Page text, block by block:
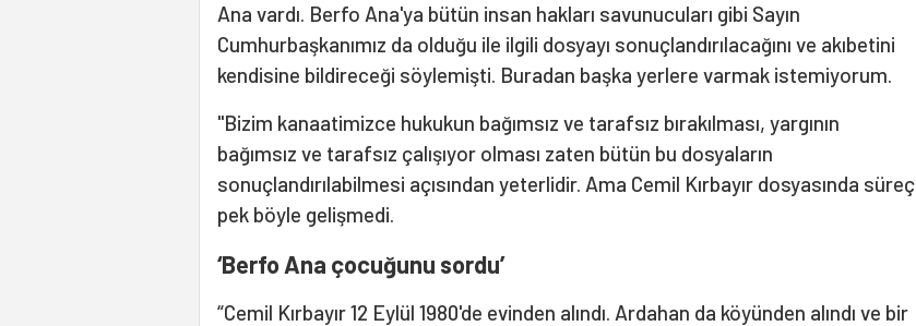
Ana vardı. Berfo Ana'ya bütün insan hakları savunucuları gibi Sayın
Cumhurbaşkanımız da olduğu ile ilgili dosyayı sonuçlandırılacağını ve akıbetini
kendisine bildireceği söylemişti. Buradan başka yerlere varmak istemiyorum.
"Bizim kanaatimizce hukukun bağımsız ve tarafsız bırakılması, yargının
bağımsız ve tarafsız çalışıyor olması zaten bütün bu dosyaların
sonuçlandırılabilmesi açısından yeterlidir. Ama Cemil Kırbayır dosyasında süreç
pek böyle gelişmedi.
‘Berfo Ana çocuğunu sordu’
“Cemil Kırbayır 12 Eylül 1980'de evinden alındı. Ardahan da köyünden alındı ve bir